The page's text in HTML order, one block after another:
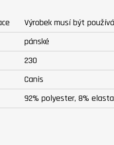
Výrobek musí být
pánské
230
Canis
92% polyester, 8%